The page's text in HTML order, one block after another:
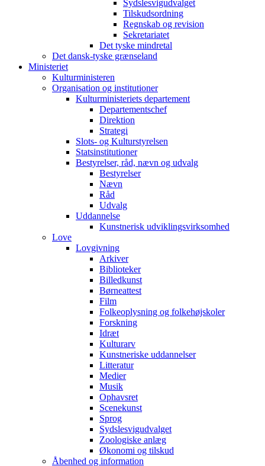
Sydslesvigudvalget
Tilskudsordning
Regnskab og revision
Sekretariatet
Det tyske mindretal
Det dansk-tyske grænseland
Ministeriet
Kulturministeren
Organisation og institutioner
Kulturministeriets departement
Departementschef
Direktion
Strategi
Slots- og Kulturstyrelsen
Statsinstitutioner
Bestyrelser, råd, nævn og udvalg
Bestyrelser
Nævn
Råd
Udvalg
Uddannelse
Kunstnerisk udviklingsvirksomhed
Love
Lovgivning
Arkiver
Biblioteker
Billedkunst
Børneattest
Film
Folkeoplysning og folkehøjskoler
Forskning
Idræt
Kulturarv
Kunstneriske uddannelser
Litteratur
Medier
Musik
Ophavsret
Scenekunst
Sprog
Sydslesvigudvalget
Zoologiske anlæg
Økonomi og tilskud
Åbenhed og information